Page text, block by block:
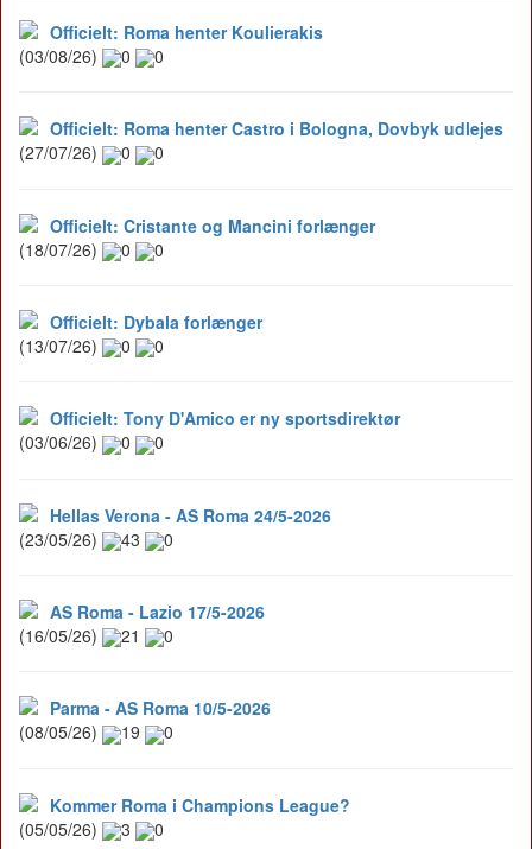
Officielt: Roma henter Koulierakis
(03/08/26)
0 0
Officielt: Roma henter Castro i Bologna, Dovbyk udlejes
(27/07/26)
0 0
Officielt: Cristante og Mancini forlænger
(18/07/26)
0 0
Officielt: Dybala forlænger
(13/07/26)
0 0
Officielt: Tony D'Amico er ny sportsdirektør
(03/06/26)
0 0
Hellas Verona - AS Roma 24/5-2026
(23/05/26)
43 0
AS Roma - Lazio 17/5-2026
(16/05/26)
21 0
Parma - AS Roma 10/5-2026
(08/05/26)
19 0
Kommer Roma i Champions League?
(05/05/26)
3 0